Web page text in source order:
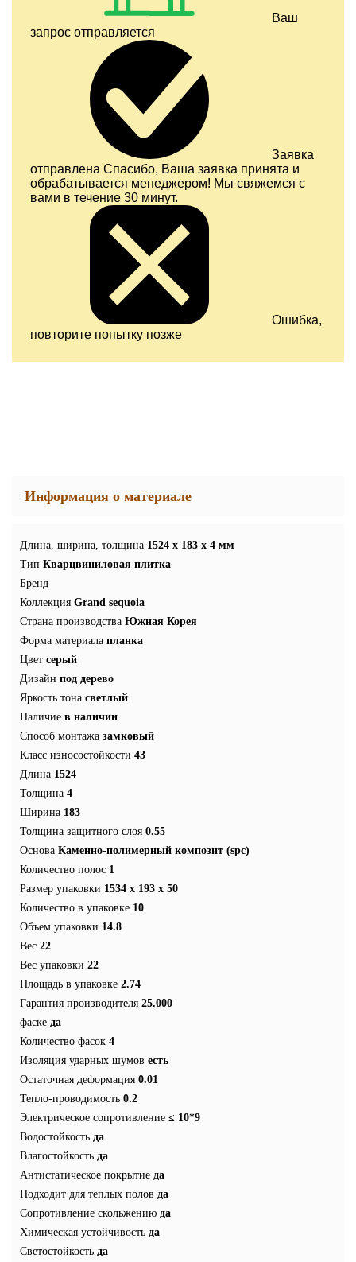
Ваш
запрос отправляется
Заявка
отправлена Спасибо, Ваша заявка принята и
обрабатывается менеджером! Мы свяжемся с
вами в течение 30 минут.
Ошибка,
повторите попытку позже
Информация о материале
Длина, ширина, толщина 1524 x 183 x 4 мм
Тип Кварцвиниловая плитка
Бренд
Коллекция Grand sequoia
Страна производства Южная Корея
Форма материала планка
Цвет серый
Дизайн под дерево
Яркость тона светлый
Наличие в наличии
Способ монтажа замковый
Класс износостойкости 43
Длина 1524
Толщина 4
Ширина 183
Толщина защитного слоя 0.55
Основа Каменно-полимерный композит (spc)
Количество полос 1
Размер упаковки 1534 x 193 x 50
Количество в упаковке 10
Объем упаковки 14.8
Вес 22
Вес упаковки 22
Площадь в упаковке 2.74
Гарантия производителя 25.000
фаске да
Количество фасок 4
Изоляция ударных шумов есть
Остаточная деформация 0.01
Тепло-проводимость 0.2
Электрическое сопротивление ≤ 10*9
Водостойкость да
Влагостойкость да
Антистатическое покрытие да
Подходит для теплых полов да
Сопротивление скольжению да
Химическая устойчивость да
Светостойкость да